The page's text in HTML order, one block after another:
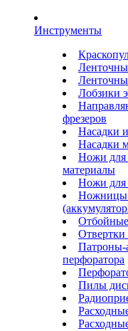
Инструменты
Лобзики
фрезеров
Насадки
Насадки
Ножи для
материалы
Ножи для
Ножницы
Отвертки
Патроны-
перфоратора
Пилы